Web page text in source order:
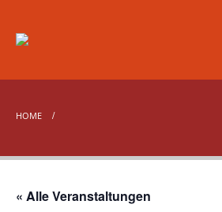
HOME
« Alle Veranstaltungen